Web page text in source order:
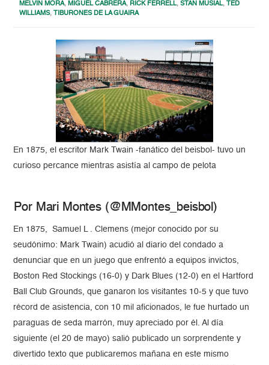
MELVIN MORA,MIGUEL CABRERA, RICK FERRELL,STAN MUSIAL, TED
WILLIAMS, TIBURONES DE LA GUAIRA
En 1875, el escritor Mark Twain -fanático del beisbol- tuvo un
curioso percance mientras asistía al campo de pelota
Por Mari Montes (@MMontes_beisbol)
En 1875, Samuel L . Clemens (mejor conocido por su
seudónimo: Mark Twain) acudió al diario del condado a
denunciar que en un juego que enfrentó a equipos invictos,
Boston Red Stockings (16-0) y Dark Blues (12-0) en el Hartford
Ball Club Grounds, que ganaron los visitantes 10-5 y que tuvo
récord de asistencia, con 10 mil aficionados, le fue hurtado un
paraguas de seda marrón, muy apreciado por él. Al día
siguiente (el 20 de mayo) salió publicado un sorprendente y
divertido texto que publicaremos mañana en este mismo